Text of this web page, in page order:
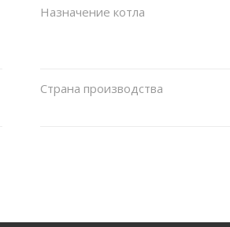
Назначение котла
Страна производства